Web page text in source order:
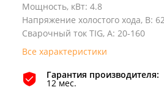
Мощность, кВт: 4.8
Напряжение холостого хода, В:
Сварочный ток TIG, А: 20-160
Все характеристики
Гарантия производителя:
12 мес.